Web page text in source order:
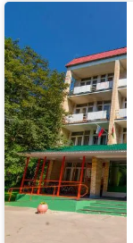
Санаторий